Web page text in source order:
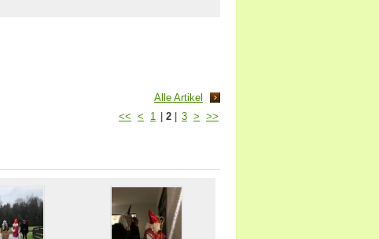
Alle Artikel
<< < 1 2 3 > >>